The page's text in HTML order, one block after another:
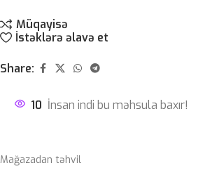
Müqayisə
İstəklərə əlavə et
Share:
10 İnsan indi bu məhsula baxır!
Mağazadan təhvil